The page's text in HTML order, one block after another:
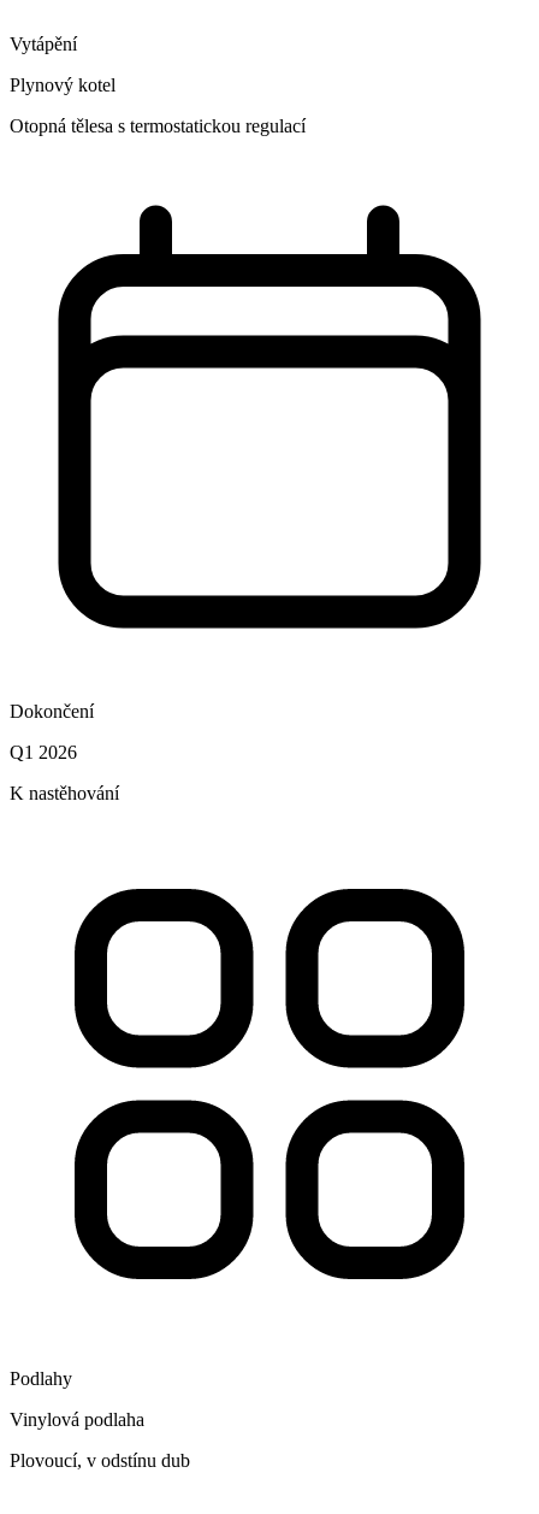
Vytápění
Plynový kotel
Otopná tělesa s termostatickou regulací
Dokončení
Q1 2026
K nastěhování
Podlahy
Vinylová podlaha
Plovoucí, v odstínu dub